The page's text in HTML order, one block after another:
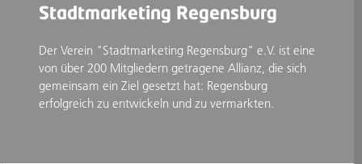
Stadtmarketing Regensburg
Der Verein "Stadtmarketing Regensburg" e.V. ist eine
von über 200 Mitgliedern getragene Allianz, die sich
gemeinsam ein Ziel gesetzt hat: Regensburg
erfolgreich zu entwickeln und zu vermarkten.